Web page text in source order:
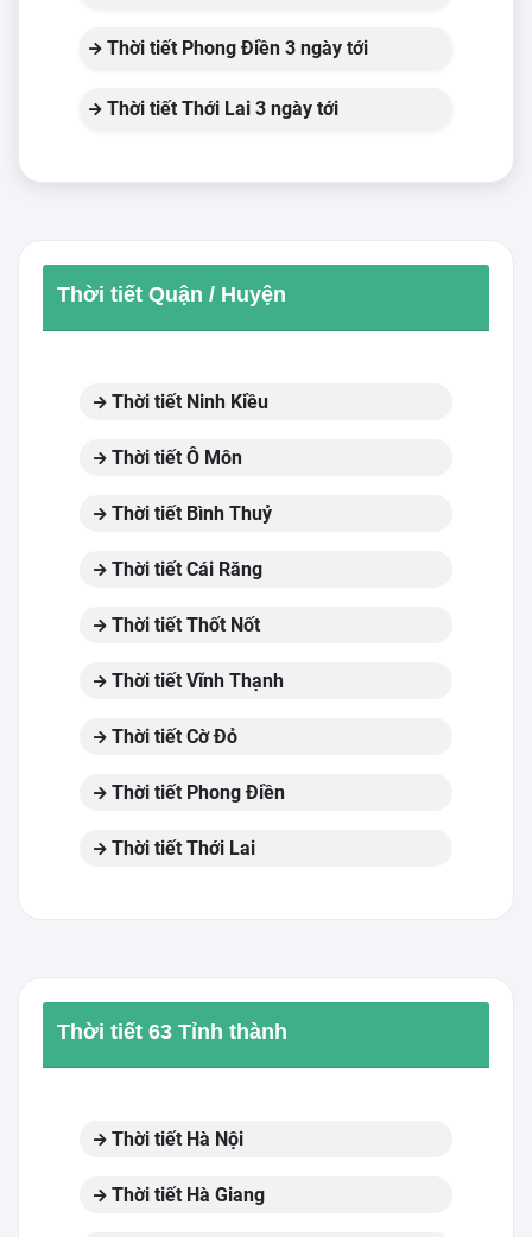
Thời tiết Phong Điền 3 ngày tới
Thời tiết Thới Lai 3 ngày tới
Thời tiết Quận / Huyện
Thời tiết Ninh Kiều
Thời tiết Ô Môn
Thời tiết Bình Thuỷ
Thời tiết Cái Răng
Thời tiết Thốt Nốt
Thời tiết Vĩnh Thạnh
Thời tiết Cờ Đỏ
Thời tiết Phong Điền
Thời tiết Thới Lai
Thời tiết 63 Tỉnh thành
Thời tiết Hà Nội
Thời tiết Hà Giang